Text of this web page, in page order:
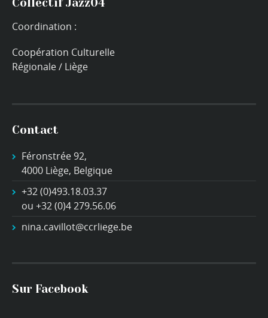
Collectif Jazz04
Coordination :
Coopération Culturelle
Régionale / Liège
Contact
Féronstrée 92,
4000 Liège, Belgique
+32 (0)493.18.03.37
ou +32 (0)4 279.56.06
nina.cavillot@ccrliege.be
Sur Facebook